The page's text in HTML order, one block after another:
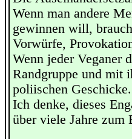
Wenn man andere
gewinnen will,
Vorwürfe,
Wenn jeder Veganer
Randgruppe und mit
poliischen Geschicke.
Ich denke, dieses
über viele Jahre zum